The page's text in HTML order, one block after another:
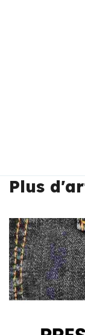
Plus